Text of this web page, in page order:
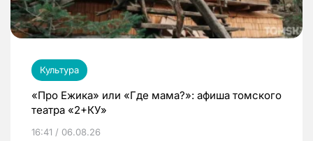
Культура
«Про Ежика» или «Где мама?»: афиша томского
театра «2+КУ»
16:41 / 06.08.26